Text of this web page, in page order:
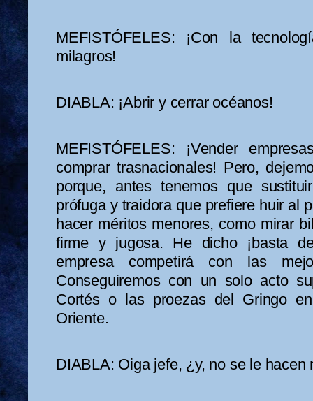
MEFISTÓFELES: ¡Con la
milagros!
DIABLA: ¡Abrir y cerrar océanos!
MEFISTÓFELES: ¡Vender
comprar trasnacionales! Pero,
porque, antes tenemos que
prófuga y traidora que prefiere huir al
hacer méritos menores, como mirar
firme y jugosa. He dicho ¡basta
empresa competirá con las
Conseguiremos con un solo acto
Cortés o las proezas del Gringo
Oriente.
DIABLA: Oiga jefe, ¿y, no se le hacen